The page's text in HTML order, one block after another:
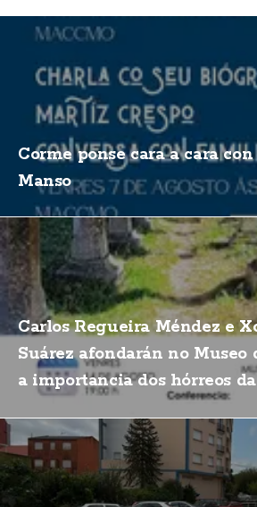
Corme ponse cara a cara
Manso
Carlos Regueira Méndez e
Suárez afondarán no Museo
a importancia dos hórreos